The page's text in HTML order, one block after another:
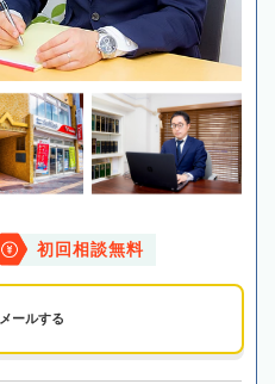
初回相談無料
メールする